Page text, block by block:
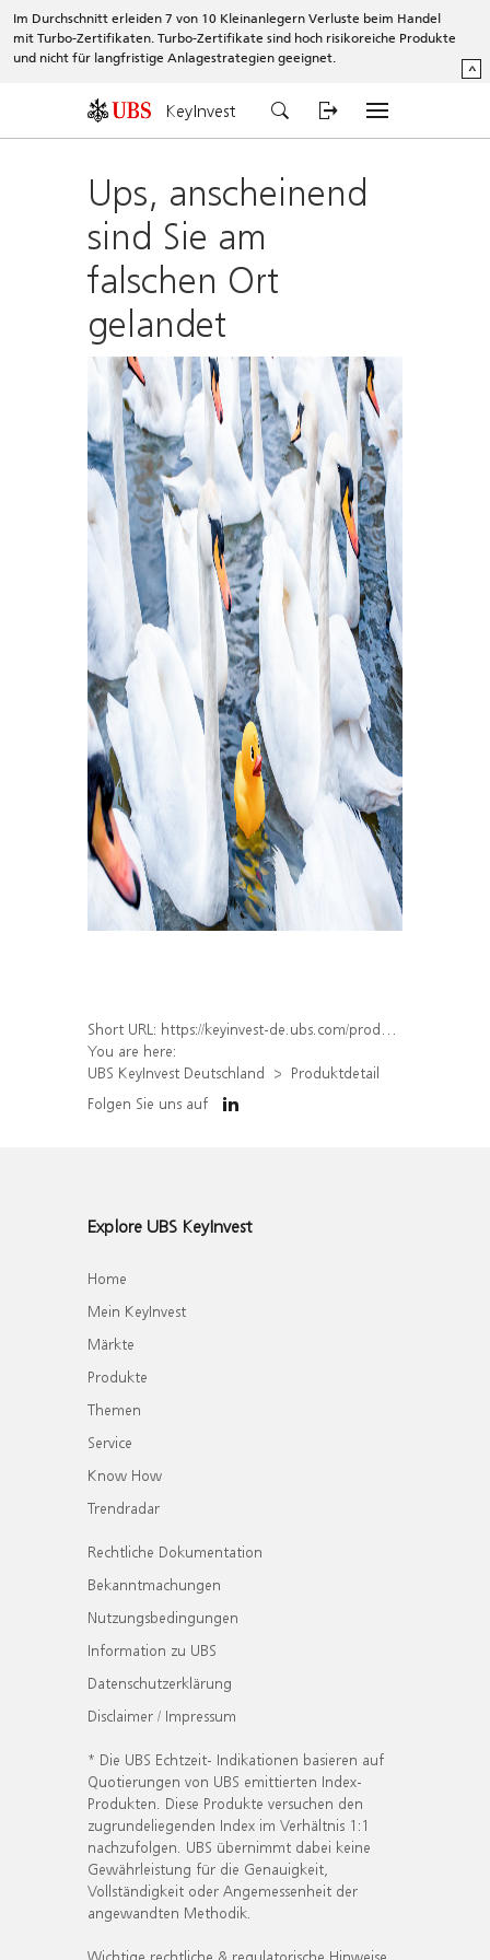
Im Durchschnitt erleiden 7 von 10 Kleinanlegern Verluste beim Handel
mit Turbo-Zertifikaten. Turbo-Zertifikate sind hoch risikoreiche Produkte
und nicht für langfristige Anlagestrategien geeignet.
^
KeyInvest
Ups, anscheinend
sind Sie am
falschen Ort
gelandet
Short URL: https://keyinvest-de.ubs.com/produkt/detail/index/isin/DE000UBS19S5
You are here:
UBS KeyInvest Deutschland
Produktdetail
Folgen Sie uns auf
Explore UBS KeyInvest
Home
Mein KeyInvest
Märkte
Produkte
Themen
Service
Know How
Trendradar
Rechtliche Dokumentation
Bekanntmachungen
Nutzungsbedingungen
Information zu UBS
Datenschutzerklärung
Disclaimer / Impressum
* Die UBS Echtzeit- Indikationen basieren auf
Quotierungen von UBS emittierten Index-
Produkten. Diese Produkte versuchen den
zugrundeliegenden Index im Verhältnis 1:1
nachzufolgen. UBS übernimmt dabei keine
Gewährleistung für die Genauigkeit,
Vollständigkeit oder Angemessenheit der
angewandten Methodik.